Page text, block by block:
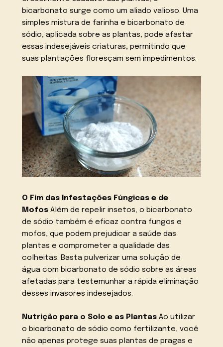
bicarbonato surge como um aliado valioso. Uma
simples mistura de farinha e bicarbonato de
sódio, aplicada sobre as plantas, pode afastar
essas indesejáveis criaturas, permitindo que
suas plantações floresçam sem impedimentos.
O Fim das Infestações Fúngicas e de
Mofos Além de repelir insetos, o bicarbonato
de sódio também é eficaz contra fungos e
mofos, que podem prejudicar a saúde das
plantas e comprometer a qualidade das
colheitas. Basta pulverizar uma solução de
água com bicarbonato de sódio sobre as áreas
afetadas para testemunhar a rápida eliminação
desses invasores indesejados.
Nutrição para o Solo e as Plantas Ao utilizar
o bicarbonato de sódio como fertilizante, você
não apenas protege suas plantas de pragas e